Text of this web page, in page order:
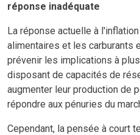
réponse inadéquate
La réponse actuelle à
alimentaires et les carburants
prévenir les implications à
disposant de capacités de
augmenter leur production de
répondre aux pénuries du
Cependant, la pensée à court